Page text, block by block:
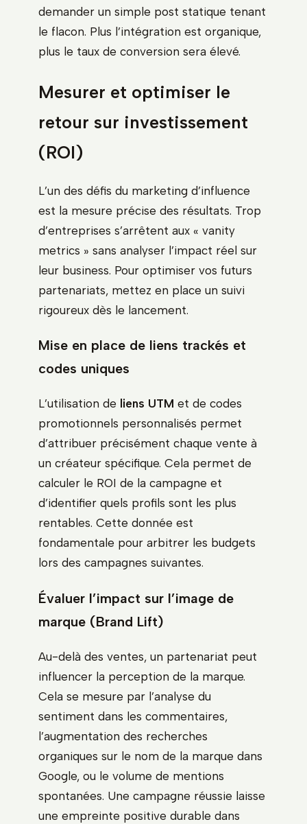
demander un simple post statique tenant
le flacon. Plus l’intégration est organique,
plus le taux de conversion sera élevé.
Mesurer et optimiser le
retour sur investissement
(ROI)
L’un des défis du marketing d’influence
est la mesure précise des résultats. Trop
d’entreprises s’arrêtent aux « vanity
metrics » sans analyser l’impact réel sur
leur business. Pour optimiser vos futurs
partenariats, mettez en place un suivi
rigoureux dès le lancement.
Mise en place de liens trackés et
codes uniques
L’utilisation de liens UTM et de codes
promotionnels personnalisés permet
d’attribuer précisément chaque vente à
un créateur spécifique. Cela permet de
calculer le ROI de la campagne et
d’identifier quels profils sont les plus
rentables. Cette donnée est
fondamentale pour arbitrer les budgets
lors des campagnes suivantes.
Évaluer l’impact sur l’image de
marque (Brand Lift)
Au-delà des ventes, un partenariat peut
influencer la perception de la marque.
Cela se mesure par l’analyse du
sentiment dans les commentaires,
l’augmentation des recherches
organiques sur le nom de la marque dans
Google, ou le volume de mentions
spontanées. Une campagne réussie laisse
une empreinte positive durable dans